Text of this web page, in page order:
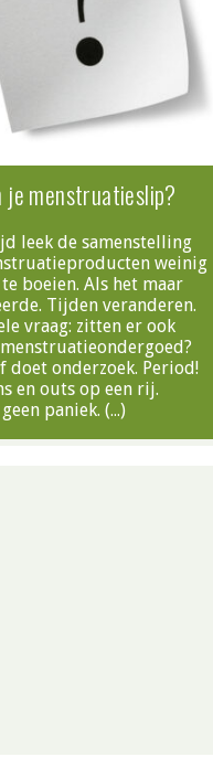
je menstruatieslip?
leek de samenstelling
weinig
boeien. Als het maar
Tijden veranderen.
vraag: zitten er ook
menstruatieondergoed?
doet onderzoek. Period!
en outs op een rij.
paniek. (…)